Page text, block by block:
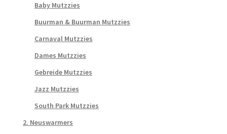
Baby Mutzzies
Buurman & Buurman Mutzzies
Carnaval Mutzzies
Dames Mutzzies
Gebreide Mutzzies
Jazz Mutzzies
South Park Mutzzies
2. Neuswarmers